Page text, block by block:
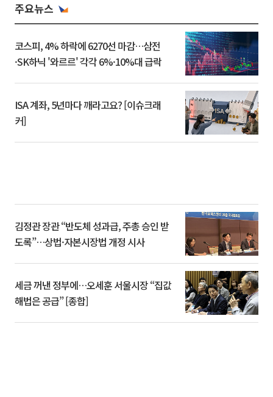
주요뉴스
코스피, 4% 하락에 6270선 마감…삼전
·SK하닉 '와르르' 각각 6%·10%대 급락
ISA 계좌, 5년마다 깨라고요? [이슈크래
커]
김정관 장관 “반도체 성과급, 주총 승인 받
도록”…상법·자본시장법 개정 시사
세금 꺼낸 정부에…오세훈 서울시장 “집값
해법은 공급” [종합]